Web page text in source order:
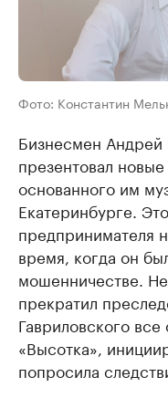
Фото: Константин
Бизнесмен Андрей
презентовал
основанного им
Екатеринбурге.
предпринимателя
время, когда он
мошенничестве.
прекратил
Гавриловского
«Высотка»,
попросила